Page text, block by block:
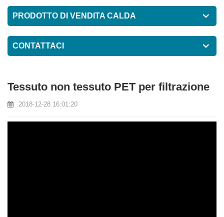
PRODOTTO DI VENDITA CALDA
CONTATTACI
Tessuto non tessuto PET per filtrazione
2018-12-28 16:01:20